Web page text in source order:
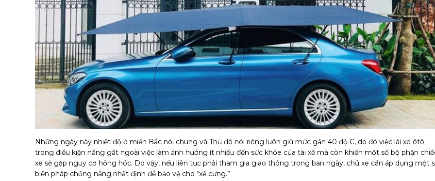
Những ngày này nhiệt độ ở miền Bắc nói chung và Thủ đô nói riêng luôn giữ mức gần 40 độ C, do đó việc lái xe ôtô
trong điều kiện nắng gắt ngoài việc làm ảnh hưởng ít nhiều đến sức khỏe của tài xế mà còn khiến một số bộ phận
xe sẽ gặp nguy cơ hỏng hóc. Do vậy, nếu liên tục phải tham gia giao thông trong ban ngày, chủ xe cần áp dụng một
biện pháp chống nắng nhất định để bảo vệ cho “xế cưng.”